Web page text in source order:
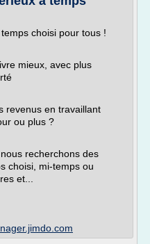
choisi pour tous !
mieux, avec plus
revenus en travaillant
ou plus ?
recherchons des
choisi, mi-temps ou
et...